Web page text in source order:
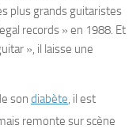
plus grands guitaristes
records » en 1988. Et
», il laisse une
son diabète, il est
remonte sur scène